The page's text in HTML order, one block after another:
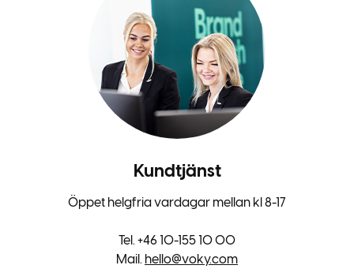
Kundtjänst
Öppet helgfria vardagar mellan kl 8-17
Tel. +46 10-155 10 00
Mail. hello@voky.com